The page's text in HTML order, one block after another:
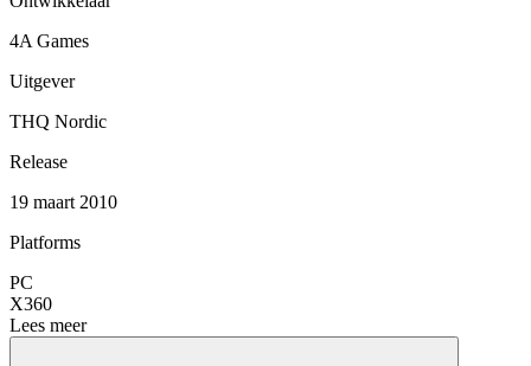
4A Games
Uitgever
THQ Nordic
Release
19 maart 2010
Platforms
PC
X360
Lees meer